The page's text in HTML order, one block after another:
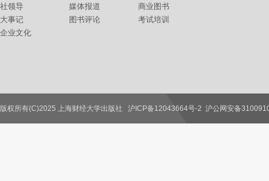
社领导
大事记
企业文化
媒体报道
图书评论
商业图书
考试培训
联系我们
版权所有(C)2025 上海财经大学出版社 沪ICP备12043664号-2 沪公网安备